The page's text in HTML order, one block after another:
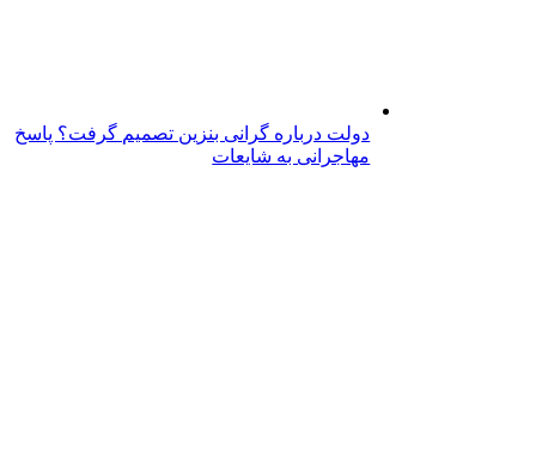
دولت درباره گرانی بنزین تصمیم گرفت؟ پاسخ
مهاجرانی به شایعات